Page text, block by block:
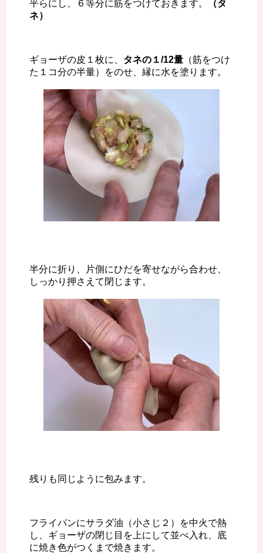
平らにし、６等分に筋をつけておきます。
（タ
ネ）
ギョーザの皮１枚に、 タネの１/12量 （筋をつけ
た１コ分の半量）をのせ、縁に水を塗ります。
半分に折り、片側にひだを寄せながら合わせ、
しっかり押さえて閉じます。
残りも同じように包みます。
フライパンにサラダ油（小さじ２）を中火で熱
し、ギョーザの閉じ目を上にして並べ入れ、底
に焼き色がつくまで焼きます。